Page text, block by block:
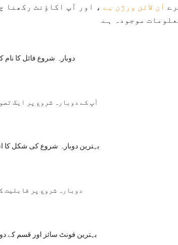
آن لائن ورژن ہے ، اور آپ اکاؤنٹ رکھنا
موجودہ ہے.
دوبارہ شروع فائل کا
آپ کے دوبارہ شروع پر ایک
بہترین دوبارہ شروع کی شکل کا
دوبارہ شروع پر قابلیت
بہترین فونٹ سائز اور قسم کے